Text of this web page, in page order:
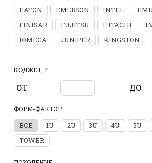
EATON
EMERSON INTEL
FINISAR
FUJITSU HITACHI
IOMEGA
JUNIPER KINGSTON
БЮДЖЕТ, ₽
ОТ ДО
ФОРМ-ФАКТОР
ВСЕ 1U 2U 3U 4U 5U
TOWER